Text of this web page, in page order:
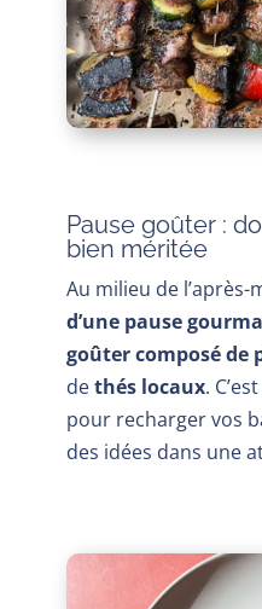
Pause goûter :
bien méritée
Au milieu de
d’une pause
goûter composé de
dethés locaux.
pour recharger vos
des idées dans une